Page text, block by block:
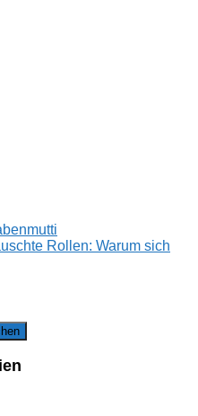
Rollen: Warum sich